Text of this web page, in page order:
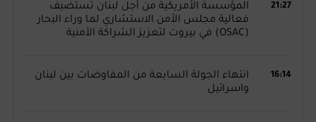
21:27
المؤسسة الأمريكية من أجل لبنان تستضيف
فعالية مجلس الأمن الاستشاري لما وراء البحار
(OSAC) في بيروت لتعزيز الشراكة الأمنية
16:14
انتهاء الجولة السابعة من المفاوضات بين لبنان
واسرائيل